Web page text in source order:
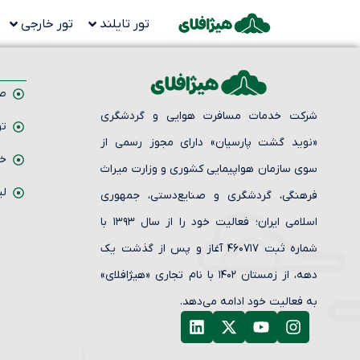
تور تایلند تور خارجی
شرکت خدمات مسافرت هوایی و گردشگری
«نوید گشت پارسیان» دارای مجوز رسمی از
سوی سازمان هواپیمایی کشوری و وزارت میراث
فرهنگی، گردشگری و صنایع‌دستی، جمهوری
اسلامی ایران؛ فعالیت خود را از سال ۱۳۹۳ با
شماره ثبت ۴۶۰۷۱۷ آغاز و پس از گذشت یک
دهه، از زمستان ۱۴۰۲ با نام تجاری «هیژافلای»
به فعالیت خود ادامه می‌دهد.